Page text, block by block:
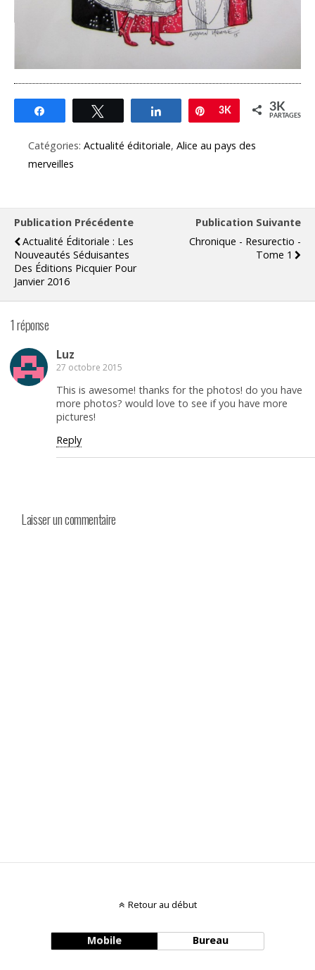
Partagez Épingle
3K 3K
PARTAGES
Catégories: Actualité éditoriale, Alice au pays des
merveilles
Publication Précédente
Actualité Éditoriale : Les
Nouveautés Séduisantes
Des Éditions Picquier Pour
Janvier 2016
Publication Suivante
Chronique - Resurectio -
Tome 1
1 réponse
Luz
27 octobre 2015
This is awesome! thanks for the photos! do you have
more photos? would love to see if you have more
pictures!
Reply
Laisser un commentaire
Retour au début
Mobile Bureau